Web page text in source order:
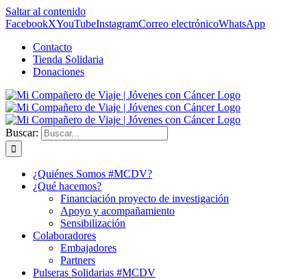
Saltar al contenido
FacebookXYouTubeInstagramCorreo electrónicoWhatsApp
Contacto
Tienda Solidaria
Donaciones
Buscar:
¿Quiénes Somos #MCDV?
¿Qué hacemos?
Financiación proyecto de investigación
Apoyo y acompañamiento
Sensibilización
Colaboradores
Embajadores
Partners
Pulseras Solidarias #MCDV